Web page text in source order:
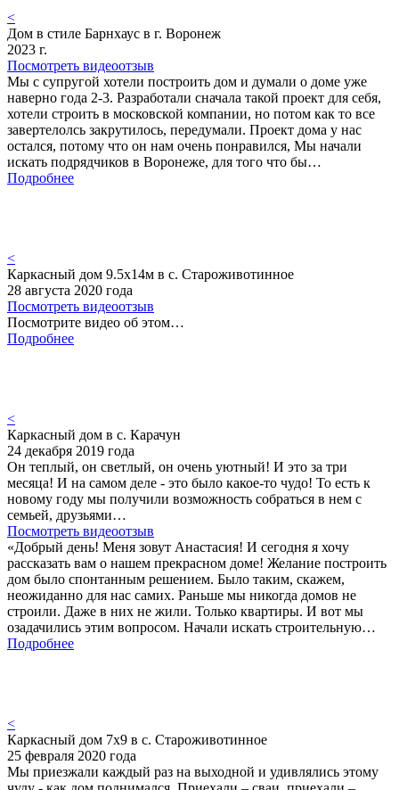
<
Дом в стиле Барнхаус в г. Воронеж
2023 г.
Посмотреть видеоотзыв
Мы с супругой хотели построить дом и думали о доме уже
наверно года 2-3. Разработали сначала такой проект для себя,
хотели строить в московской компании, но потом как то все
завертелолсь закрутилось, передумали. Проект дома у нас
остался, потому что он нам очень понравился, Мы начали
искать подрядчиков в Воронеже, для того что бы…
Подробнее
<
Каркасный дом 9.5х14м в с. Староживотинное
28 августа 2020 года
Посмотреть видеоотзыв
Посмотрите видео об этом…
Подробнее
<
Каркасный дом в с. Карачун
24 декабря 2019 года
Он теплый, он светлый, он очень уютный! И это за три
месяца! И на самом деле - это было какое-то чудо! То есть к
новому году мы получили возможность собраться в нем с
семьей, друзьями…
Посмотреть видеоотзыв
«Добрый день! Меня зовут Анастасия! И сегодня я хочу
рассказать вам о нашем прекрасном доме! Желание построить
дом было спонтанным решением. Было таким, скажем,
неожиданно для нас самих. Раньше мы никогда домов не
строили. Даже в них не жили. Только квартиры. И вот мы
озадачились этим вопросом. Начали искать строительную…
Подробнее
<
Каркасный дом 7х9 в с. Староживотинное
25 февраля 2020 года
Мы приезжали каждый раз на выходной и удивлялись этому